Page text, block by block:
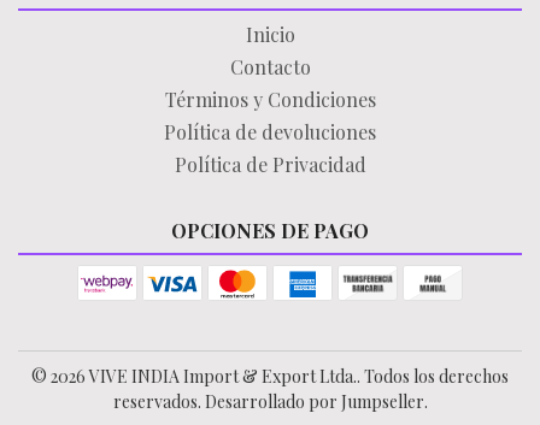
Inicio
Contacto
Términos y Condiciones
Política de devoluciones
Política de Privacidad
OPCIONES DE PAGO
© 2026 VIVE INDIA Import & Export Ltda.. Todos los derechos
reservados. Desarrollado por Jumpseller.